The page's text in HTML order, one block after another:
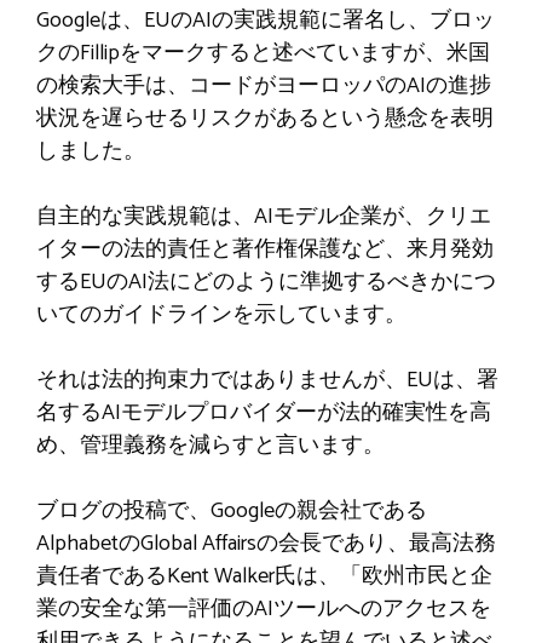
Googleは、EUのAIの実践規範に署名し、ブロッ
クのFillipをマークすると述べていますが、米国
の検索大手は、コードがヨーロッパのAIの進捗
状況を遅らせるリスクがあるという懸念を表明
しました。
自主的な実践規範は、AIモデル企業が、クリエ
イターの法的責任と著作権保護など、来月発効
するEUのAI法にどのように準拠するべきかにつ
いてのガイドラインを示しています。
それは法的拘束力ではありませんが、EUは、署
名するAIモデルプロバイダーが法的確実性を高
め、管理義務を減らすと言います。
ブログの投稿で、Googleの親会社である
AlphabetのGlobal Affairsの会長であり、最高法務
責任者であるKent Walker氏は、「欧州市民と企
業の安全な第一評価のAIツールへのアクセスを